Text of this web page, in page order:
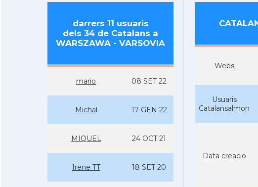
darrers 11 usuaris
dels 34 de Catalans a
WARSZAWA - VARSOVIA
mario 08 SET 22
Michal 17 GEN 22
MIQUEL 24 OCT 21
Irene TT 18 SET 20
Webs
Usuaris
Catalansalmon
Data creacio